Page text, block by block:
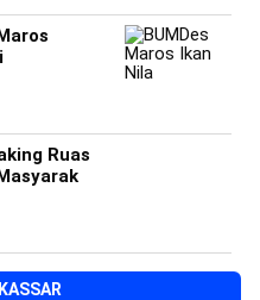
Ruas